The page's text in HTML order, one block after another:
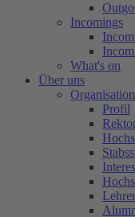
Incomings
What's on
Über uns
Organisation
Profil